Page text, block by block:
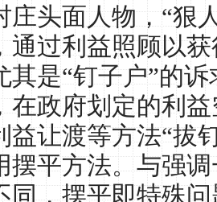
庄头面人物，“狠
通过利益照顾以
其是“钉子户”的
在政府划定的利
益让渡等方法“拔
摆平方法。与强
同，摆平即特殊